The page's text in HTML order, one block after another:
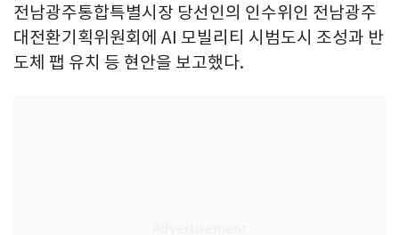
전남광주통합특별시장 당선인의 인수위인 전남광주
대전환기획위원회에 AI 모빌리티 시범도시 조성과 반
도체 팹 유치 등 현안을 보고했다.